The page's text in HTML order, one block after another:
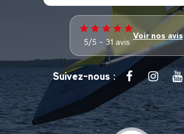
5/5 - 31 avis
Voir nos avis
Suivez-nous :